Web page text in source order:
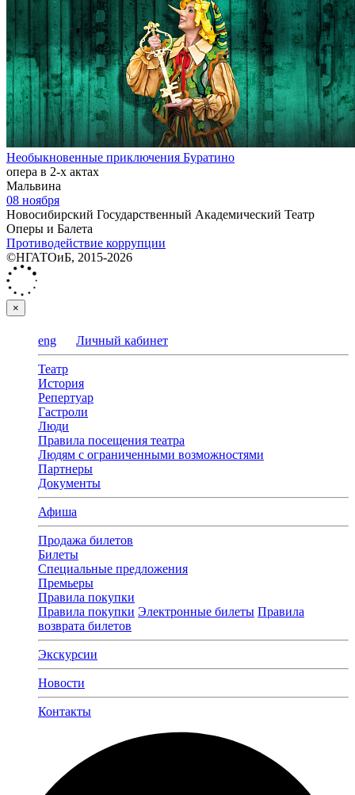
Необыкновенные приключения Буратино
опера в 2-х актах
Мальвина
08 ноября
Новосибирский Государственный Академический Театр
Оперы и Балета
Противодействие коррупции
©НГАТОиБ, 2015-2026
×
eng Личный кабинет
Театр
История
Репертуар
Гастроли
Люди
Правила посещения театра
Людям с ограниченными возможностями
Партнеры
Документы
Афиша
Продажа билетов
Билеты
Специальные предложения
Премьеры
Правила покупки
Правила покупки Электронные билеты Правила
возврата билетов
Экскурсии
Новости
Контакты